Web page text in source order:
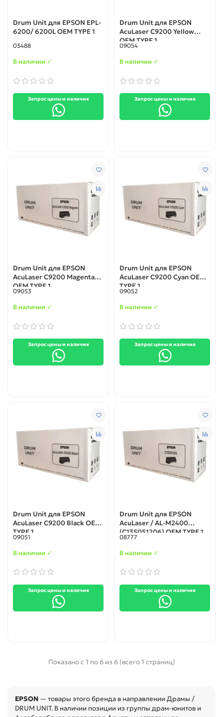
Drum Unit для EPSON EPL-
6200/ 6200L OEM TYPE 1
03488
В наличии ✓
Запрос цены и наличия
Drum Unit для EPSON
AcuLaser C9200 Yellow
OEM TYPE 1
09054
В наличии ✓
Запрос цены и наличия
Drum Unit для EPSON
AcuLaser C9200 Magenta
OEM TYPE 1
09053
В наличии ✓
Запрос цены и наличия
Drum Unit для EPSON
AcuLaser C9200 Cyan OEM
TYPE 1
09052
В наличии ✓
Запрос цены и наличия
Drum Unit для EPSON
AcuLaser C9200 Black OEM
TYPE 1
09051
В наличии ✓
Запрос цены и наличия
Drum Unit для EPSON
AcuLaser / AL-M2400
(C13S051206) OEM TYPE 1
08777
В наличии ✓
Запрос цены и наличия
Показано с 1 по 6 из 6 (всего 1 страниц)
EPSON — товары этого бренда в направлении Драмы /
DRUM UNIT. В наличии позиции из группы драм-юнитов и